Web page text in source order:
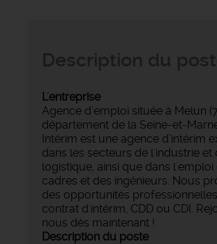
L'entreprise
Agence d’emploi située à Melun
département de la Seine-et-
Intérim est une agence d’intérim
dans les secteurs de l'industrie et
logistique, ainsi que dans l'emploi
cadres et des ingénieurs. Nous
des opportunités
contrat d'intérim, CDD ou CDI.
nous dès maintenant !
Description du poste